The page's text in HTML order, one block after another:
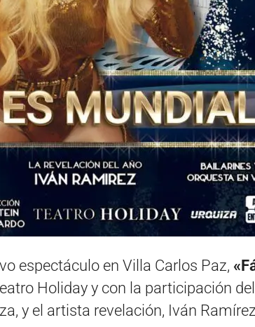
espectáculo en Villa Carlos Paz,
Holiday y con la participación del
y el artista revelación, Iván